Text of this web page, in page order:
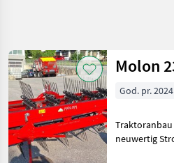
Kategorija 4 Država
TRENUTNA
PUTANJA
Poljoprivredna
tehnika
Resetuj
Prikaži
20
rezultata
Molon
God. pr. 2024
Traktoranbau
neuwertig Strojevi i oprema